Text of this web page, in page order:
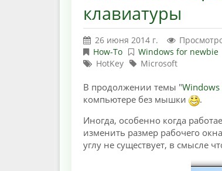
клавиатуры
26 июня 2014 г.
How-To
Windows for newbie
HotKey
Microsoft
В продолжении темы "
компьютере без мышки
.
Иногда, особенно когда
изменить размер рабочего
углу не существует, в смысле